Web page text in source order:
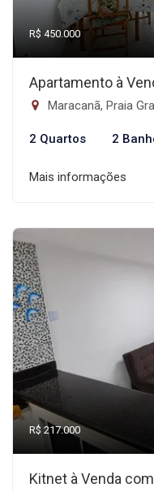
R$ 450.000
Apartamento à
Maracanã, Praia
2 Quartos 2
Mais informações
R$ 217.000
Kitnet à Venda